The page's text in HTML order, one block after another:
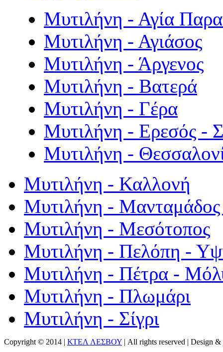
Μυτιλήνη - Αγία
Μυτιλήνη - Αγιάσος
Μυτιλήνη - Άργενος
Μυτιλήνη - Βατερά
Μυτιλήνη - Γέρα
Μυτιλήνη - Ερεσός -
Μυτιλήνη -
Μυτιλήνη - Καλλονή
Μυτιλήνη - Μανταμάδος
Μυτιλήνη - Μεσότοπος
Μυτιλήνη - Πελόπη -
Μυτιλήνη - Πέτρα -
Μυτιλήνη - Πλωμάρι
Μυτιλήνη - Σίγρι
Copyright © 2014 | ΚΤΕΛ ΛΕΣΒΟΥ | All rights reserved | Design &